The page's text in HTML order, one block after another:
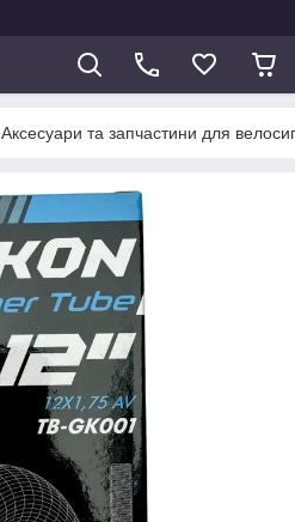
Аксесуари та запчастини для